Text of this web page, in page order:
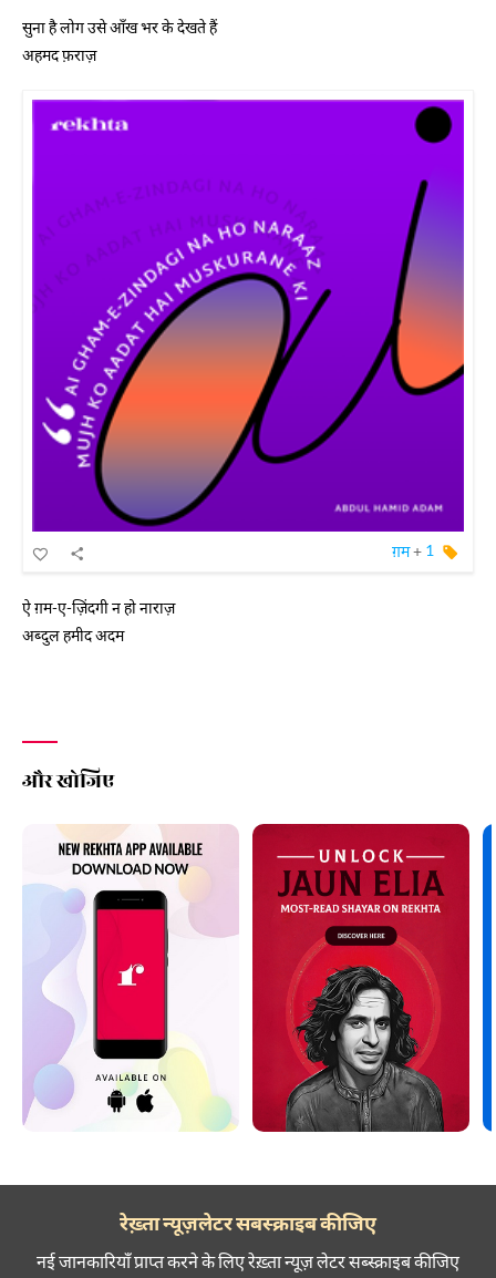
सुना है लोग उसे आँख भर के देखते हैं
अहमद फ़राज़
ग़म+ 1
ऐ ग़म-ए-ज़िंदगी न हो नाराज़
अब्दुल हमीद अदम
और खोजिए
रेख़्ता न्यूज़लेटर सबस्क्राइब कीजिए
नई जानकारियाँ प्राप्त करने के लिए रेख़्ता न्यूज़ लेटर सब्स्क्राइब कीजिए